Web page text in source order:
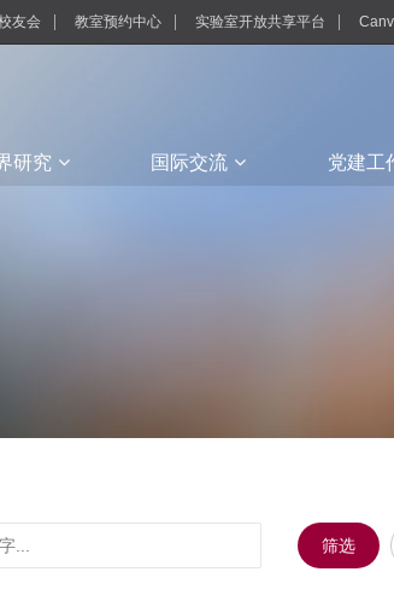
友会 教室预约中心 实验室开放共享平台
研究 国际交流 党建工
筛选